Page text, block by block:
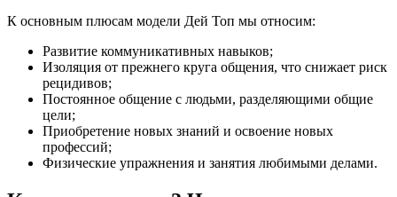
К основным плюсам модели Дей Топ мы относим:
Развитие коммуникативных навыков;
Изоляция от прежнего круга общения, что снижает риск
рецидивов;
Постоянное общение с людьми, разделяющими общие
цели;
Приобретение новых знаний и освоение новых
профессий;
Физические упражнения и занятия любимыми делами.